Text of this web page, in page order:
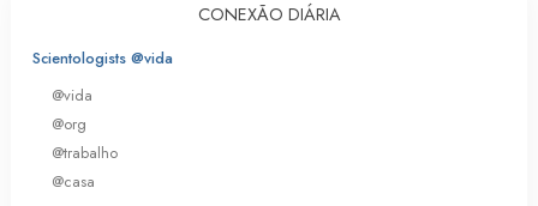
CONEXÃO DIÁRIA
Scientologists @vida
@vida
@org
@trabalho
@casa